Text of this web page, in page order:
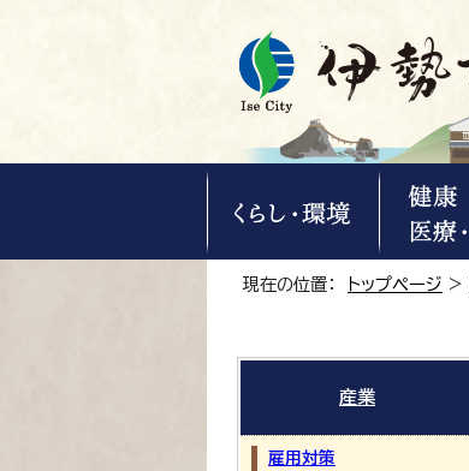
現在の位置： トップページ >
産業
雇用対策